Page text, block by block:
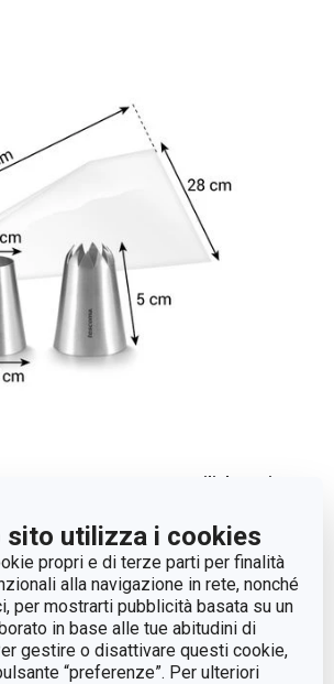
sito utilizza i cookies
propri e di terze parti per finalità
alla navigazione in rete, nonché
per mostrarti pubblicità basata su un
in base alle tue abitudini di
gestire o disattivare questi cookie,
“preferenze”. Per ulteriori
utensili da cucina
GrandCHEF
plastica, acciaio
inossidabile
utensile